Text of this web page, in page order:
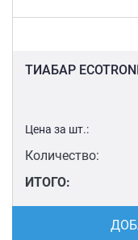
ТИАБАР
Цена за шт.:
Количество:
ИТОГО: